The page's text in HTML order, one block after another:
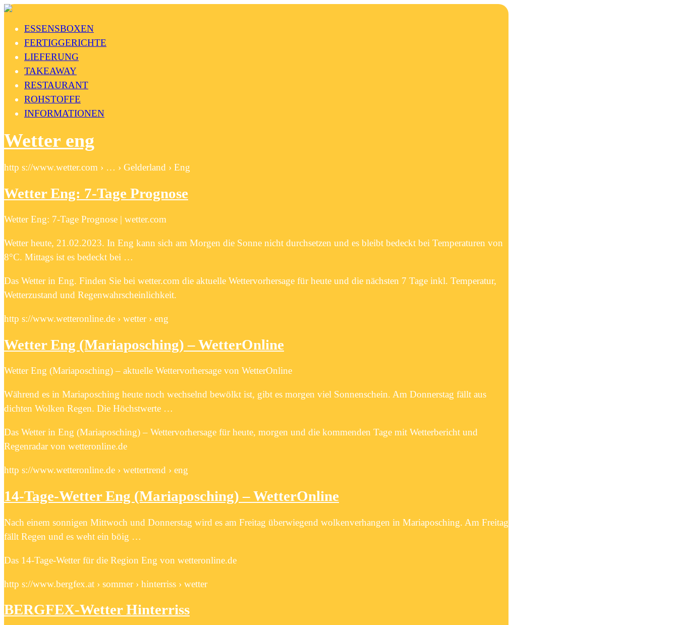
ESSENSBOXEN
FERTIGGERICHTE
LIEFERUNG
TAKEAWAY
RESTAURANT
ROHSTOFFE
INFORMATIONEN
Wetter eng
http s://www.wetter.com › … › Gelderland › Eng
Wetter Eng: 7-Tage Prognose
Wetter Eng: 7-Tage Prognose | wetter.com
Wetter heute, 21.02.2023. In Eng kann sich am Morgen die Sonne nicht durchsetzen und es bleibt bedeckt bei Temperaturen von
8°C. Mittags ist es bedeckt bei …
Das Wetter in Eng. Finden Sie bei wetter.com die aktuelle Wettervorhersage für heute und die nächsten 7 Tage inkl. Temperatur,
Wetterzustand und Regenwahrscheinlichkeit.
http s://www.wetteronline.de › wetter › eng
Wetter Eng (Mariaposching) – WetterOnline
Wetter Eng (Mariaposching) – aktuelle Wettervorhersage von WetterOnline
Während es in Mariaposching heute noch wechselnd bewölkt ist, gibt es morgen viel Sonnenschein. Am Donnerstag fällt aus
dichten Wolken Regen. Die Höchstwerte …
Das Wetter in Eng (Mariaposching) – Wettervorhersage für heute, morgen und die kommenden Tage mit Wetterbericht und
Regenradar von wetteronline.de
http s://www.wetteronline.de › wettertrend › eng
14-Tage-Wetter Eng (Mariaposching) – WetterOnline
Nach einem sonnigen Mittwoch und Donnerstag wird es am Freitag überwiegend wolkenverhangen in Mariaposching. Am Freitag
fällt Regen und es weht ein böig …
Das 14-Tage-Wetter für die Region Eng von wetteronline.de
http s://www.bergfex.at › sommer › hinterriss › wetter
BERGFEX-Wetter Hinterriss